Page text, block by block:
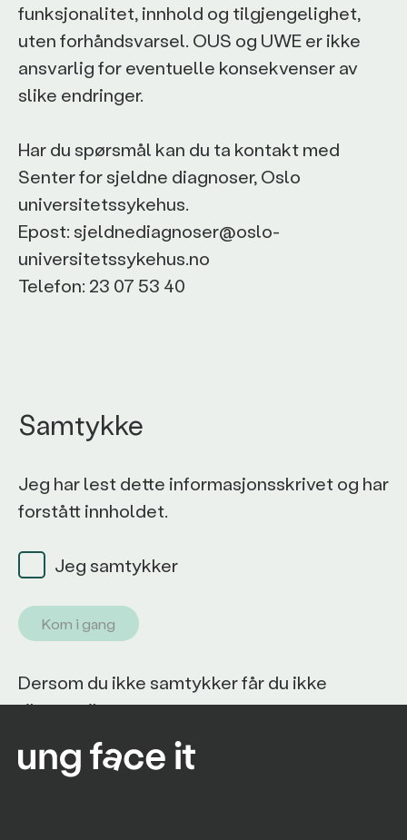
funksjonalitet, innhold og tilgjengelighet,
uten forhåndsvarsel. OUS og UWE er ikke
ansvarlig for eventuelle konsekvenser av
slike endringer.
Har du spørsmål kan du ta kontakt med
Senter for sjeldne diagnoser, Oslo
universitetssykehus.
Epost: sjeldnediagnoser@oslo-
universitetssykehus.no
Telefon: 23 07 53 40
Samtykke
Jeg har lest dette informasjonsskrivet og har
forstått innholdet.
Jeg samtykker
Kom i gang
Dersom du ikke samtykker får du ikke
tilgang til programmet.